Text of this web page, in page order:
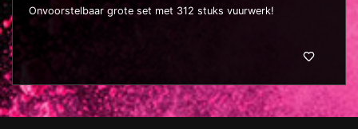
Onvoorstelbaar grote set met 312 stuks vuurwerk!